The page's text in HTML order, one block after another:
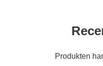
Produkten